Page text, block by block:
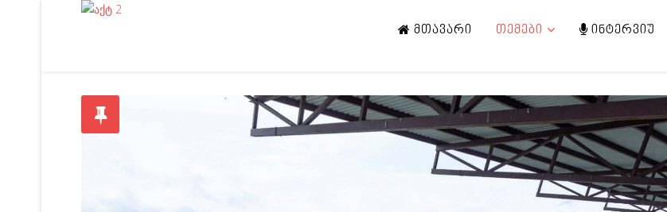
ᲛᲗᲐᲕᲐᲠᲘ ᲗᲔᲛᲔᲑᲘ ᲘᲜᲢᲔᲠᲕᲘᲣ